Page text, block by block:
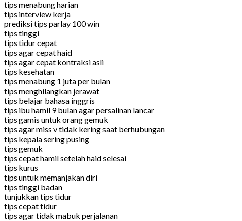
tips menabung harian
tips interview kerja
prediksi tips parlay 100 win
tips tinggi
tips tidur cepat
tips agar cepat haid
tips agar cepat kontraksi asli
tips kesehatan
tips menabung 1 juta per bulan
tips menghilangkan jerawat
tips belajar bahasa inggris
tips ibu hamil 9 bulan agar persalinan lancar
tips gamis untuk orang gemuk
tips agar miss v tidak kering saat berhubungan
tips kepala sering pusing
tips gemuk
tips cepat hamil setelah haid selesai
tips kurus
tips untuk memanjakan diri
tips tinggi badan
tunjukkan tips tidur
tips cepat tidur
tips agar tidak mabuk perjalanan